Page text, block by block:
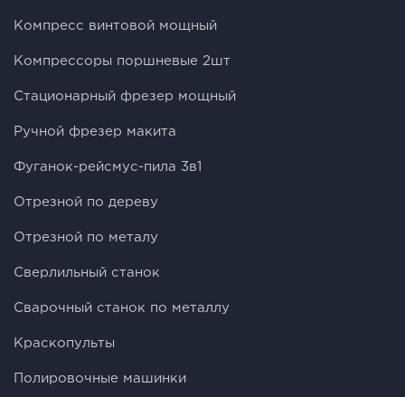
Компресс винтовой мощный
Компрессоры поршневые 2шт
Стационарный фрезер мощный
Ручной фрезер макита
Фуганок-рейсмус-пила 3в1
Отрезной по дереву
Отрезной по металу
Сверлильный станок
Сварочный станок по металлу
Краскопульты
Полировочные машинки